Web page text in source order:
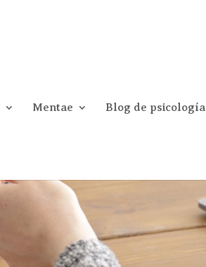
Mentae Blog de psicología